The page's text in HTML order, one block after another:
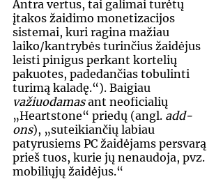
Antra vertus, tai galimai turėtų
įtakos žaidimo monetizacijos
sistemai, kuri ragina mažiau
laiko/kantrybės turinčius žaidėjus
leisti pinigus perkant kortelių
pakuotes, padedančias tobulinti
turimą kaladę.“). Baigiau
važiuodamas ant neoficialių
„Heartstone“ priedų (angl. add-
ons), „suteikiančių labiau
patyrusiems PC žaidėjams persvarą
prieš tuos, kurie jų nenaudoja, pvz.
mobiliųjų žaidėjus.“